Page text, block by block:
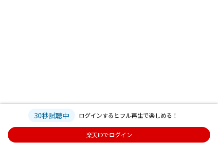
30秒試聴中 ログインするとフル再生で楽しめる！
楽天IDでログイン